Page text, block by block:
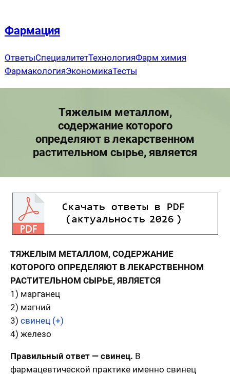
содержимому
Фармация
ОтветыСпециалитетТехнологияФарм химия
ФармакологияЭкономикаТесты
Тяжелым металлом,
содержание которого
определяют в лекарственном
растительном сырье, является
ТЯЖЕЛЫМ МЕТАЛЛОМ, СОДЕРЖАНИЕ
КОТОРОГО ОПРЕДЕЛЯЮТ В ЛЕКАРСТВЕННОМ
РАСТИТЕЛЬНОМ СЫРЬЕ, ЯВЛЯЕТСЯ
1) марганец
2) магний
3) свинец (+)
4) железо
Правильный ответ — свинец. В
фармацевтической практике именно свинец